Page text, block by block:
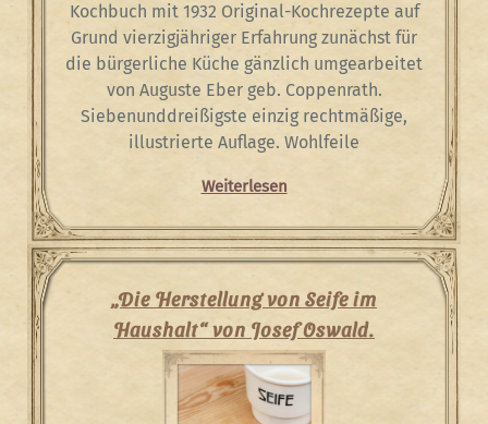
Kochbuch mit 1932 Original-Kochrezepte auf
Grund vierzigjähriger Erfahrung zunächst für
die bürgerliche Küche gänzlich umgearbeitet
von Auguste Eber geb. Coppenrath.
Siebenunddreißigste einzig rechtmäßige,
illustrierte Auflage. Wohlfeile
Weiterlesen
„Die Herstellung von Seife im
Haushalt“ von Josef Oswald.